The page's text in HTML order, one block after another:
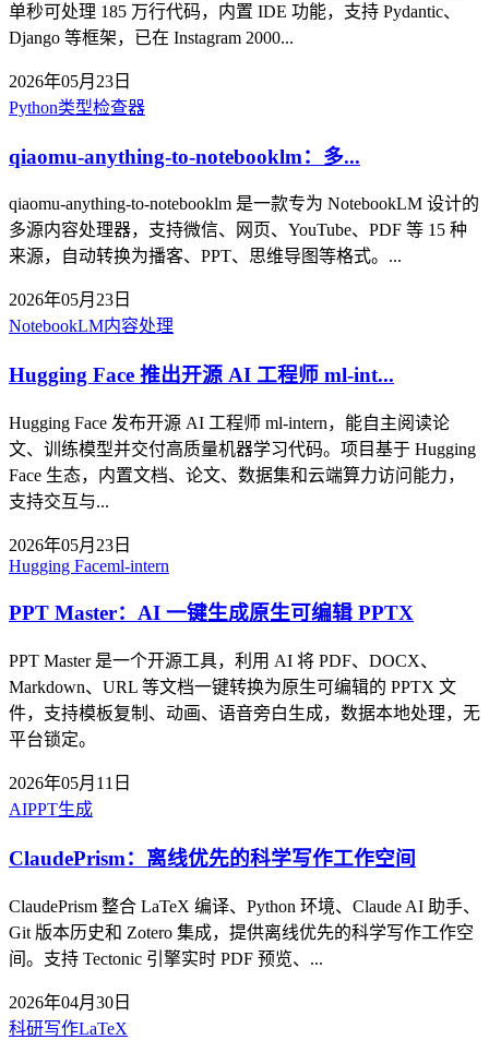
单秒可处理 185 万行代码，内置 IDE 功能，支持 Pydantic、
Django 等框架，已在 Instagram 2000...
2026年05月23日
Python类型检查器
qiaomu-anything-to-notebooklm：多...
qiaomu-anything-to-notebooklm 是一款专为 NotebookLM 设计的
多源内容处理器，支持微信、网页、YouTube、PDF 等 15 种
来源，自动转换为播客、PPT、思维导图等格式。...
2026年05月23日
NotebookLM内容处理
Hugging Face 推出开源 AI 工程师 ml-int...
Hugging Face 发布开源 AI 工程师 ml-intern，能自主阅读论
文、训练模型并交付高质量机器学习代码。项目基于 Hugging
Face 生态，内置文档、论文、数据集和云端算力访问能力，
支持交互与...
2026年05月23日
Hugging Faceml-intern
PPT Master：AI 一键生成原生可编辑 PPTX
PPT Master 是一个开源工具，利用 AI 将 PDF、DOCX、
Markdown、URL 等文档一键转换为原生可编辑的 PPTX 文
件，支持模板复制、动画、语音旁白生成，数据本地处理，无
平台锁定。
2026年05月11日
AIPPT生成
ClaudePrism：离线优先的科学写作工作空间
ClaudePrism 整合 LaTeX 编译、Python 环境、Claude AI 助手、
Git 版本历史和 Zotero 集成，提供离线优先的科学写作工作空
间。支持 Tectonic 引擎实时 PDF 预览、...
2026年04月30日
科研写作LaTeX